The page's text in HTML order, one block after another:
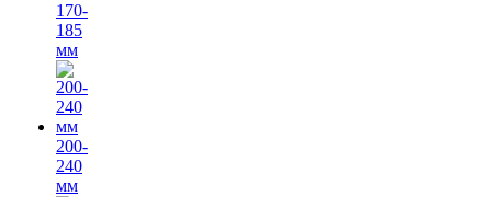
170-
185
мм
200-
240
мм